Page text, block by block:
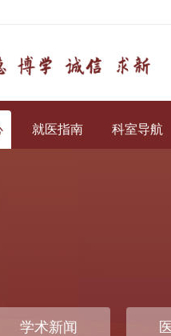
就医指南 科室导航
学术新闻